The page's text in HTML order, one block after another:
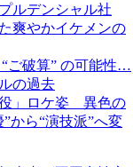
ルデンシャル社
爽やかイケメンの
ご破算” の可能性…
の過去
」ロケ姿 異色の
から“演技派”へ変